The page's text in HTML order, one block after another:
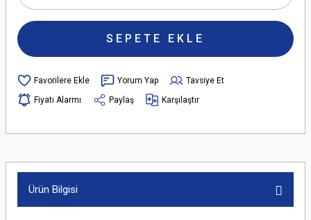
SEPETE EKLE
Yorum Yap
Tavsiye Et
Fiyatı Alarmı
Paylaş Karşılaştır
Ürün Bilgisi